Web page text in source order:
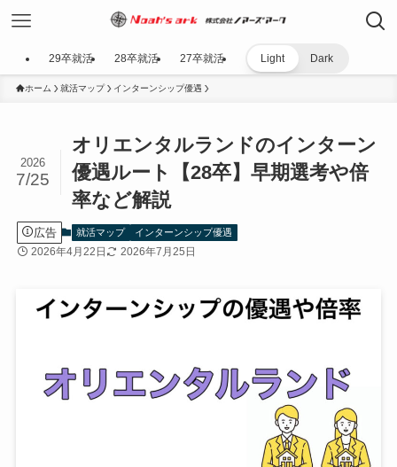
29卒就活 28卒就活 27卒就活 Light Dark
ホーム 就活マップ インターンシップ優遇
オリエンタルランドのインターン
優遇ルート【28卒】早期選考や倍
率など解説
2026
7/25
広告 就活マップ インターンシップ優遇
2026年4月22日 2026年7月25日